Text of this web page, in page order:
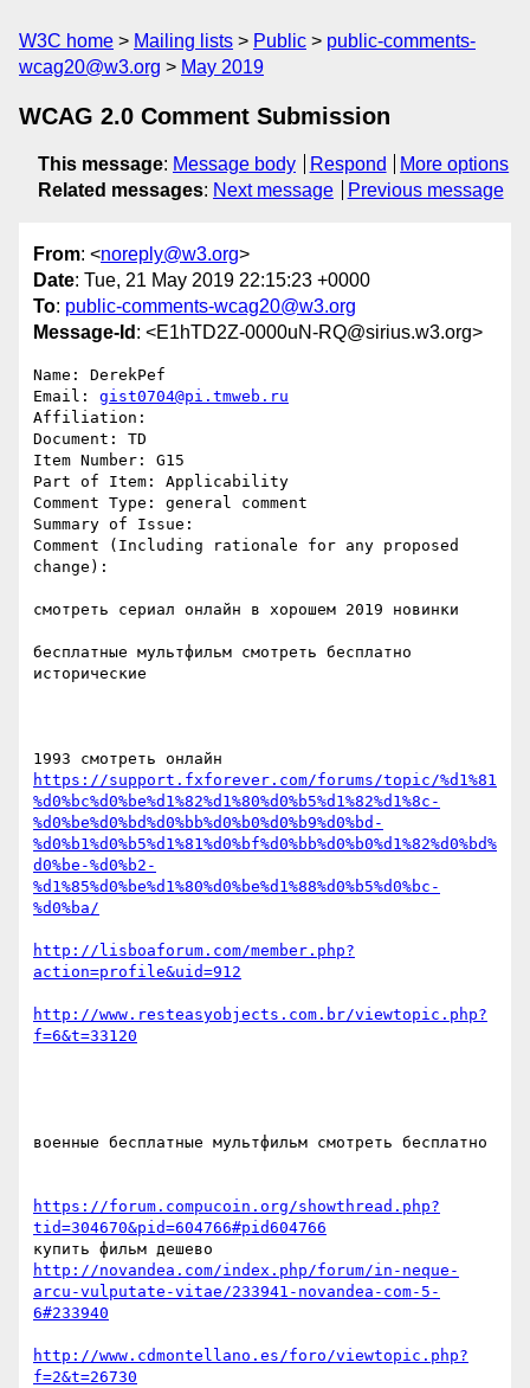
W3C home Mailing lists Public
public-comments-
wcag20@w3.org
May 2019
WCAG 2.0 Comment Submission
This message: Message body Respond
More options
Related messages: Next message Previous message
From: <noreply@w3.org>
Date: Tue, 21 May 2019 22:15:23 +0000
To: public-comments-wcag20@w3.org
Message-Id : <E1hTD2Z-0000uN-RQ@sirius.w3.org>
Name: DerekPef
Email: gist0704@pi.tmweb.ru
Affiliation:
Document: TD
Item Number: G15
Part of Item: Applicability
Comment Type: general comment
Summary of Issue:
Comment (Including rationale for any proposed
change):
смотреть сериал онлайн в хорошем 2019 новинки
бесплатные мультфильм смотреть бесплатно
исторические
https://support.fxforever.com/forums/topic/%d1%81
%d0%bc%d0%be%d1%82%d1%80%d0%b5%d1%82%d1%8c-
%d0%be%d0%bd%d0%bb%d0%b0%d0%b9%d0%bd-
%d0%b1%d0%b5%d1%81%d0%bf%d0%bb%d0%b0%d1%82%d0%bd%
d0%be-%d0%b2-
%d1%85%d0%be%d1%80%d0%be%d1%88%d0%b5%d0%bc-
%d0%ba/
http://lisboaforum.com/member.php?
action=profile&uid=912
http://www.resteasyobjects.com.br/viewtopic.php?
f=6&t=33120
военные бесплатные мультфильм смотреть бесплатно
https://forum.compucoin.org/showthread.php?
tid=304670&pid=604766#pid604766
http://novandea.com/index.php/forum/in-neque-
arcu-vulputate-vitae/233941-novandea-com-5-
6#233940
http://www.cdmontellano.es/foro/viewtopic.php?
f=2&t=26730